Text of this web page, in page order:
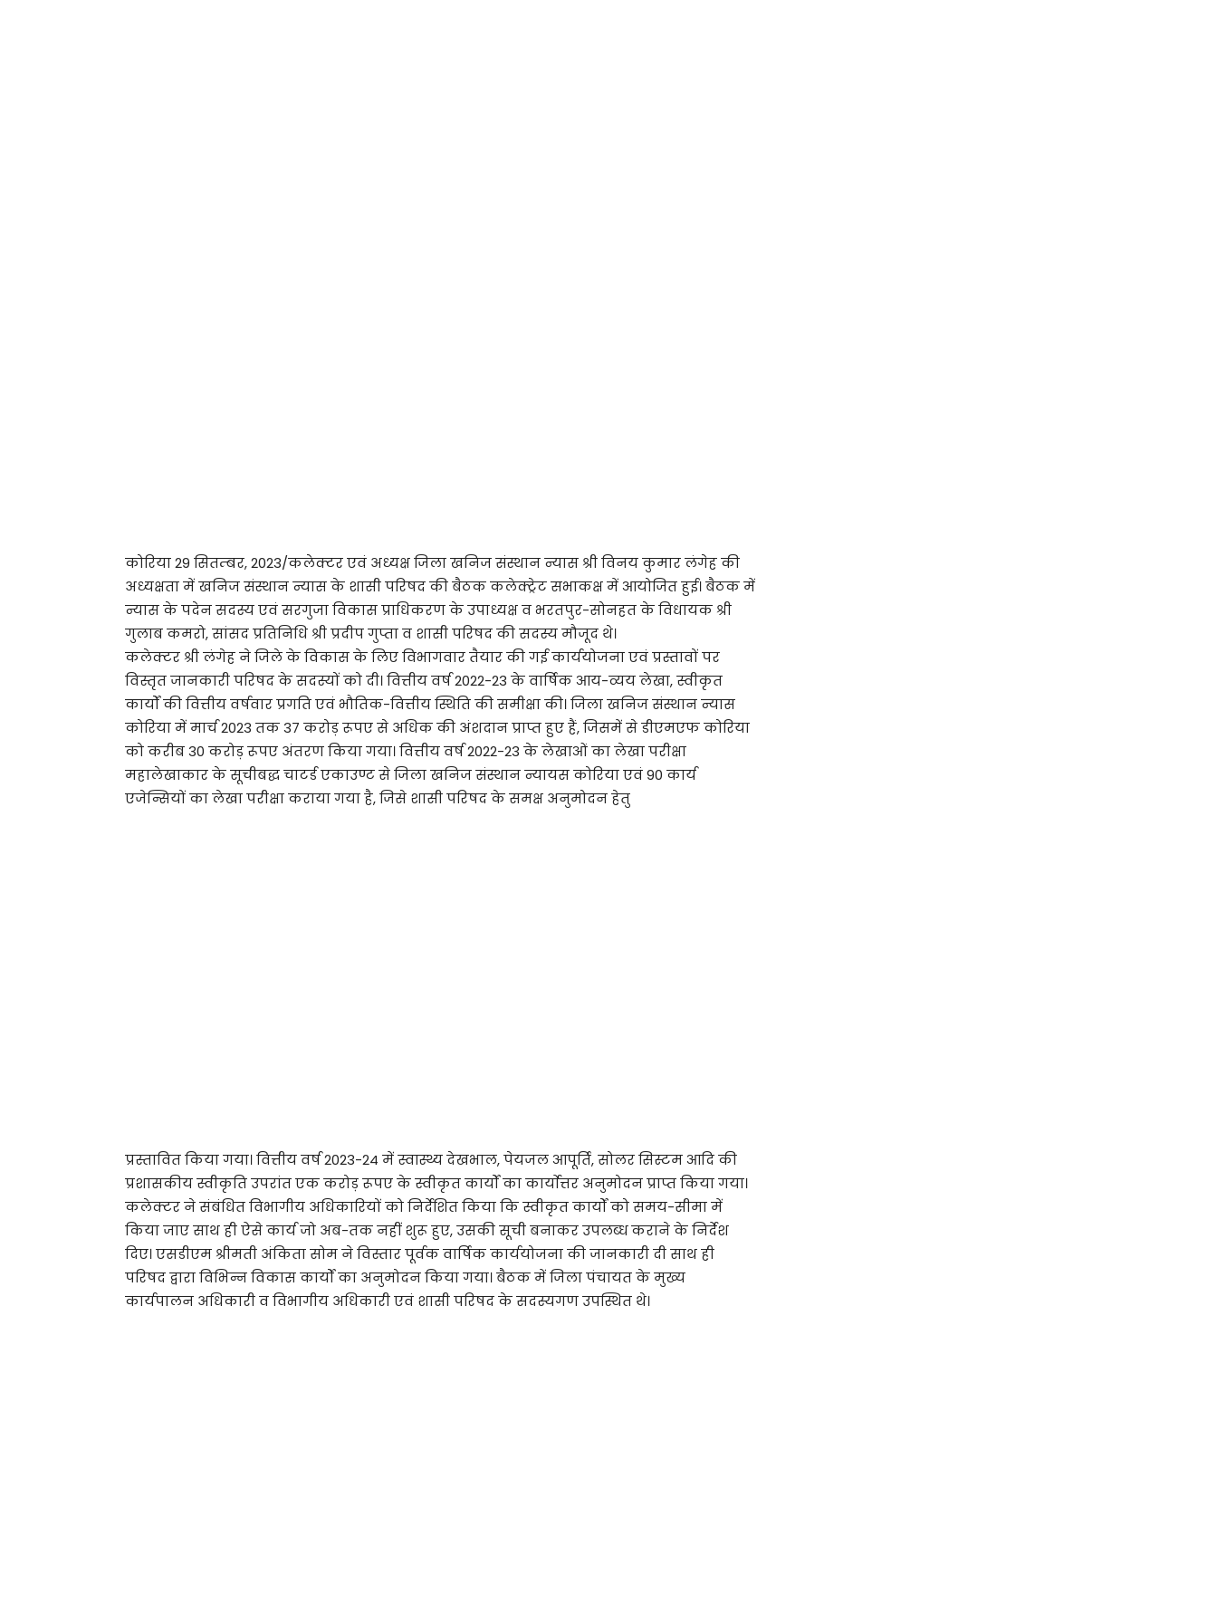
कोरिया 29 सितम्बर, 2023/कलेक्टर एवं अध्यक्ष जिला खनिज संस्थान न्यास श्री विनय कुमार लंगेह की
अध्यक्षता में खनिज संस्थान न्यास के शासी परिषद की बैठक कलेक्ट्रेट सभाकक्ष में आयोजित हुई। बैठक में
न्यास के पदेन सदस्य एवं सरगुजा विकास प्राधिकरण के उपाध्यक्ष व भरतपुर-सोनहत के विधायक श्री
गुलाब कमरो, सांसद प्रतिनिधि श्री प्रदीप गुप्ता व शासी परिषद की सदस्य मौजूद थे।
कलेक्टर श्री लंगेह ने जिले के विकास के लिए विभागवार तैयार की गई कार्ययोजना एवं प्रस्तावों पर
विस्तृत जानकारी परिषद के सदस्यों को दी। वित्तीय वर्ष 2022-23 के वार्षिक आय-व्यय लेखा, स्वीकृत
कार्यों की वित्तीय वर्षवार प्रगति एवं भौतिक-वित्तीय स्थिति की समीक्षा की। जिला खनिज संस्थान न्यास
कोरिया में मार्च 2023 तक 37 करोड़ रूपए से अधिक की अंशदान प्राप्त हुए हैं, जिसमें से डीएमएफ कोरिया
को करीब 30 करोड़ रूपए अंतरण किया गया। वित्तीय वर्ष 2022-23 के लेखाओं का लेखा परीक्षा
महालेखाकार के सूचीबद्ध चाटर्ड एकाउण्ट से जिला खनिज संस्थान न्यायस कोरिया एवं 90 कार्य
एजेन्सियों का लेखा परीक्षा कराया गया है, जिसे शासी परिषद के समक्ष अनुमोदन हेतु
प्रस्तावित किया गया। वित्तीय वर्ष 2023-24 में स्वास्थ्य देखभाल, पेयजल आपूर्ति, सोलर सिस्टम आदि की
प्रशासकीय स्वीकृति उपरांत एक करोड़ रूपए के स्वीकृत कार्यों का कार्याेत्तर अनुमोदन प्राप्त किया गया।
कलेक्टर ने संबंधित विभागीय अधिकारियों को निर्देशित किया कि स्वीकृत कार्यों को समय-सीमा में
किया जाए साथ ही ऐसे कार्य जो अब-तक नहीं शुरू हुए, उसकी सूची बनाकर उपलब्ध कराने के निर्देश
दिए। एसडीएम श्रीमती अंकिता सोम ने विस्तार पूर्वक वार्षिक कार्ययोजना की जानकारी दी साथ ही
परिषद द्वारा विभिन्न विकास कार्यों का अनुमोदन किया गया। बैठक में जिला पंचायत के मुख्य
कार्यपालन अधिकारी व विभागीय अधिकारी एवं शासी परिषद के सदस्यगण उपस्थित थे।